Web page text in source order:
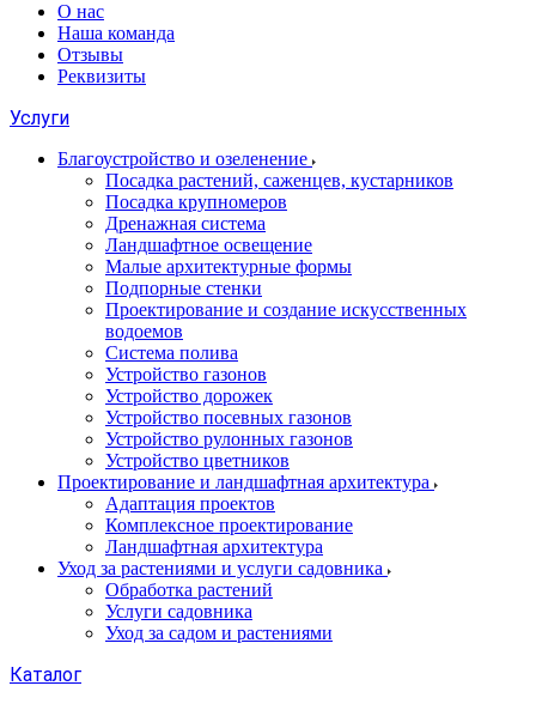
О нас
Наша команда
Отзывы
Реквизиты
Услуги
Благоустройство и озеленение
Посадка растений, саженцев, кустарников
Посадка крупномеров
Дренажная система
Ландшафтное освещение
Малые архитектурные формы
Подпорные стенки
Проектирование и создание искусственных
водоемов
Система полива
Устройство газонов
Устройство дорожек
Устройство посевных газонов
Устройство рулонных газонов
Устройство цветников
Проектирование и ландшафтная архитектура
Адаптация проектов
Комплексное проектирование
Ландшафтная архитектура
Уход за растениями и услуги садовника
Обработка растений
Услуги садовника
Уход за садом и растениями
Каталог